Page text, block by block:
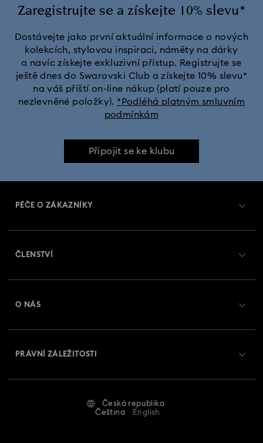
Pouzdra a kryty na iPhone® 15
Pouzdra a kryty na iPhone® 15 Pro
Pouzdra a kryty na iPhone® 15 Pro Max
Zaregistrujte se a získejte 10% slevu*
Dostávejte jako první aktuální informace o nových
kolekcích, stylovou inspiraci, náměty na dárky
a navíc získejte exkluzivní přístup. Registrujte se
ještě dnes do Swarovski Club a získejte 10% slevu*
na váš příští on-line nákup (platí pouze pro
nezlevněné položky). *Podléhá platným smluvním
podmínkám
Připojit se ke klubu
PÉČE O ZÁKAZNÍKY
Vrácení a výměna
Stav opravy
ČLENSTVÍ
O NÁS
PRÁVNÍ ZÁLEŽITOSTI
Česká republika
Čeština
English